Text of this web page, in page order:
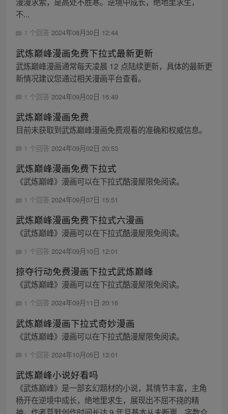
不...
1 个回答 2024年08月30日 12:44
武炼巅峰漫画免费下拉式最新更新
武炼巅峰漫画通常每天凌晨 12 点陆续更新，具体的最新更
新情况建议您通过相关漫画平台查看。
1 个回答 2024年09月02日 16:49
武炼巅峰漫画免费
目前未获取到武炼巅峰漫画免费观看的准确和权威信息。
1 个回答 2024年09月02日 20:53
武炼巅峰漫画免费下拉式
《武炼巅峰》漫画可以在下拉式酷漫屋限免阅读。
1 个回答 2024年09月07日 15:51
武炼巅峰漫画免费下拉式六漫画
《武炼巅峰》漫画可以在下拉式酷漫屋限免阅读。
1 个回答 2024年09月10日 12:01
掠夺行动免费漫画下拉式武炼巅峰
《武炼巅峰》漫画可以在下拉式酷漫屋限免阅读。
1 个回答 2024年09月11日 20:16
武炼巅峰漫画下拉式奇妙漫画
《武炼巅峰》漫画可以在下拉式酷漫屋限免阅读。
1 个回答 2024年10月05日 13:01
武炼巅峰小说好看吗
《武炼巅峰》是一部玄幻题材的小说，其情节丰富，主角
杨开在逆境中成长，绝地里求生，展现出不屈不挠的精